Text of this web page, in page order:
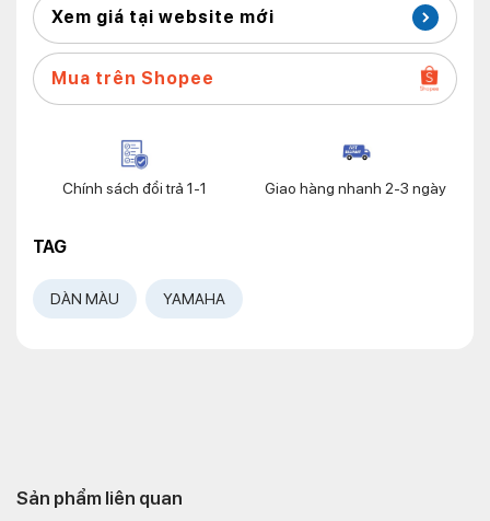
Xem giá tại website mới
Mua trên Shopee
Chính sách đổi trả 1-1 Giao hàng nhanh 2-3 ngày
TAG
DÀN MÀU YAMAHA
Sản phẩm liên quan